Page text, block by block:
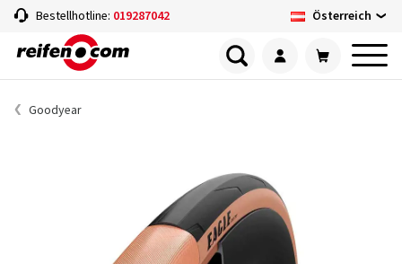
Bestellhotline: 019287042 Österreich
Goodyear